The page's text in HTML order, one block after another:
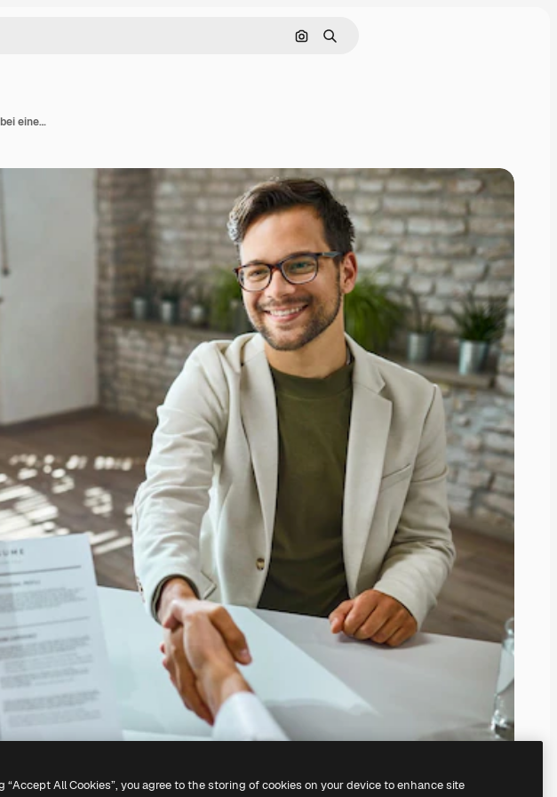
Nach Bild suchen
Suchen
Glücklicher männlicher Kandidat, der ein Mitglied des Personalteams bei einem Vorstellungsgespräch im Büro begrüßt
“Accept All Cookies”, you agree to the storing of cookies on your device to enhance site